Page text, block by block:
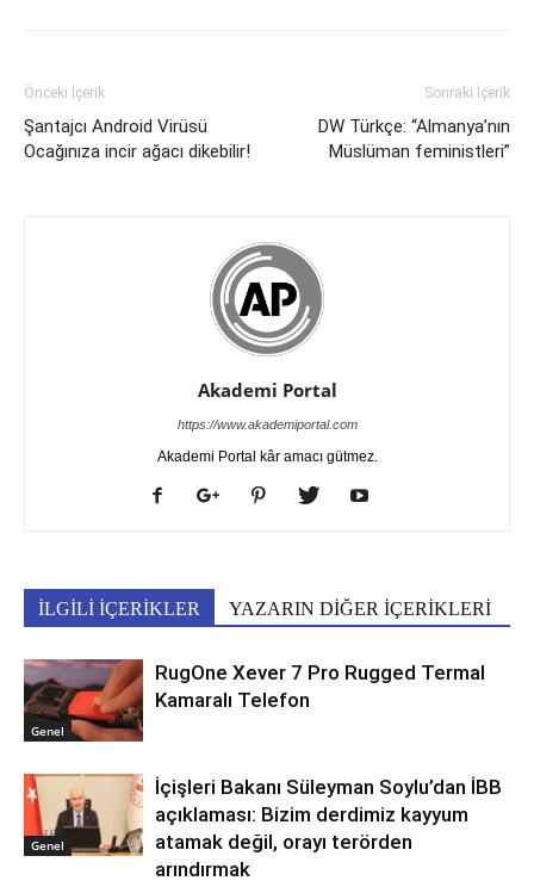
Önceki İçerik
Şantajcı Android Virüsü
Ocağınıza incir ağacı dikebilir!
Sonraki İçerik
DW Türkçe: “Almanya’nın
Müslüman feministleri”
Akademi Portal
https://www.akademiportal.com
Akademi Portal kâr amacı gütmez.
İLGİLİ İÇERİKLER YAZARIN DİĞER İÇERİKLERİ
Genel
RugOne Xever 7 Pro Rugged Termal
Kamaralı Telefon
Genel
İçişleri Bakanı Süleyman Soylu’dan İBB
açıklaması: Bizim derdimiz kayyum
atamak değil, orayı terörden
arındırmak